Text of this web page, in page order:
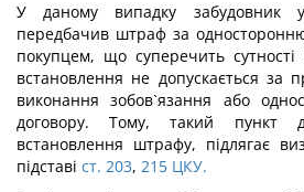
У даному випадку забудовник
передбачив штраф за
покупцем, що суперечить сутності
встановлення не допускається за
виконання зобов`язання або
договору. Тому, такий пункт
встановлення штрафу, підлягає
підставі ст. 203, 215 ЦКУ.